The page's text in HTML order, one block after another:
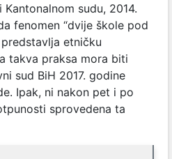
sudu, 2014.
fenomen “dvije škole pod
etničku
takva praksa mora biti
sud BiH 2017. godine
Ipak, ni nakon pet i po
sprovedena ta